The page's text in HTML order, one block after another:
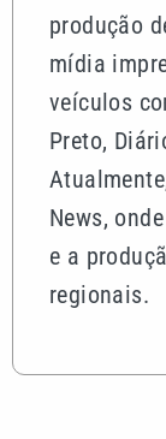
produção
mídia
veículos
Preto,
News,
e a
regionais.